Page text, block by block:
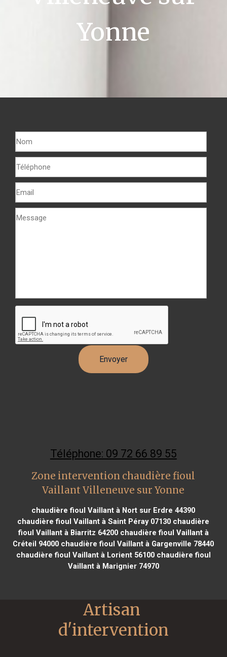
Yonne
Téléphone: 09 72 66 89 55
Zone intervention chaudière fioul
Vaillant Villeneuve sur Yonne
chaudière fioul Vaillant à Nort sur Erdre 44390
chaudière fioul Vaillant à Saint Péray 07130 chaudière
fioul Vaillant à Biarritz 64200chaudière fioul Vaillant à
Créteil 94000 chaudière fioul Vaillant à Gargenville 78440
chaudière fioul Vaillant à Lorient 56100chaudière fioul
Vaillant à Marignier 74970
Artisan
d'intervention